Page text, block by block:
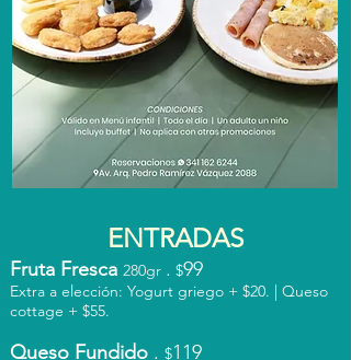
ENTRADAS
Fruta Fresca 280gr . $99
Extra a elección: Yogurt griego + $20. | Queso
cottage + $55.
Queso Fundido . $119